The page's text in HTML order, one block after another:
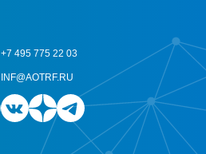
+7 495 775 22 03
INF@AOTRF.RU